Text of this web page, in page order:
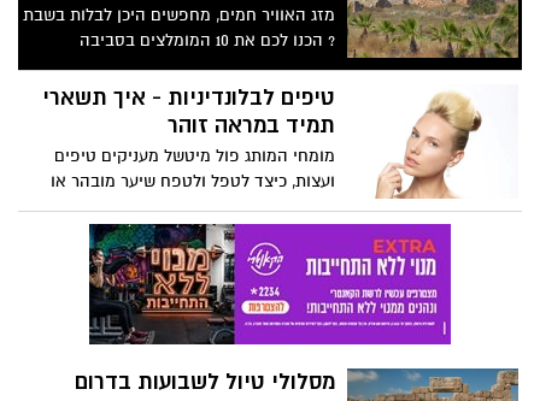
מזג האוויר חמים, מחפשים היכן לבלות בשבת
? הכנו לכם את 10 המומלצים בסביבה
הקרובה , לכם נשאר רק לבחור.
טיפים לבלונדיניות - איך תשארי
תמיד במראה זוהר
מומחי המותג פול מיטשל מעניקים טיפים
ועצות, כיצד לטפל ולטפח שיער מובהר או
צבוע בלונד, לשמירה על שיער בריא, זוהר
מסלולי טיול לשבועות בדרום